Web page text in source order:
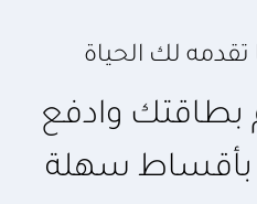
لك الحياة
بطاقتك وادفع
سهلة